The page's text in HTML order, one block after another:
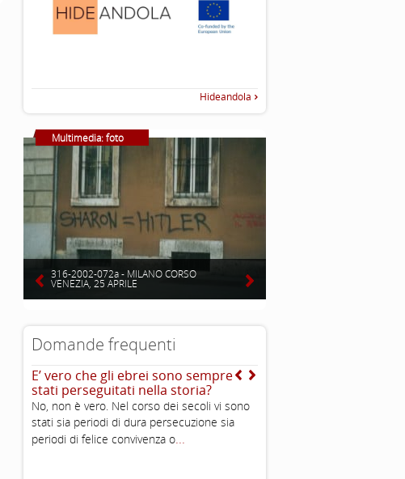
Hideandola
Multimedia: foto
316-2002-072a - MILANO CORSO
VENEZIA, 25 APRILE
Domande frequenti
E’ vero che gli ebrei sono sempre
stati perseguitati nella storia?
No, non è vero. Nel corso dei secoli vi sono
stati sia periodi di dura persecuzione sia
periodi di felice convivenza o...